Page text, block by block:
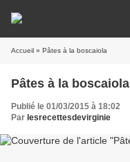
Accueil » Pâtes à la boscaiola
Pâtes à la boscaiola
Publié le 01/03/2015 à 18:02
Par lesrecettesdevirginie